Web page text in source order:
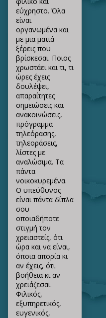
εύχρηστο. Όλα
είναι
οργανωμένα και
με μια ματιά
ξέρεις που
βρίσκεσαι. Ποιος
χρωστάει και τι, τι
ώρες έχεις
δουλέψει,
απαραίτητες
σημειώσεις και
ανακοινώσεις,
πρόγραμμα
τηλεόρασης,
τηλεοράσεις,
λίστες με
αναλώσιμα. Τα
πάντα
νοικοκυρεμένα.
Ο υπεύθυνος
είναι πάντα δίπλα
σου
οποιαδήποτε
στιγμή τον
χρειαστείς, ότι
ώρα και να είναι,
όποια απορία κι
αν έχεις, ότι
βοήθεια κι αν
χρειάζεσαι.
Φιλικός,
εξυπηρετικός,
ευγενικός,